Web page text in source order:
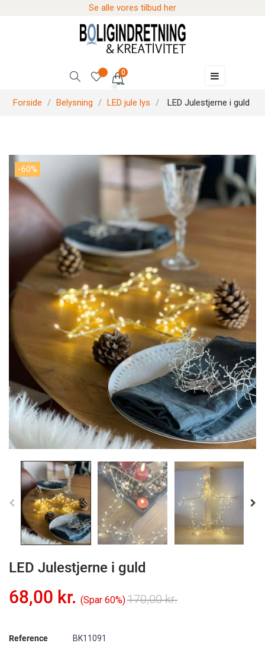
Se alle vores tilbud her
0
Skift
☰
Forside Belysning LED jule lys LED Julestjerne i guld
-60%
LED Julestjerne i guld
68,00 kr. Spar 60% 170,00 kr.
Reference BK11091